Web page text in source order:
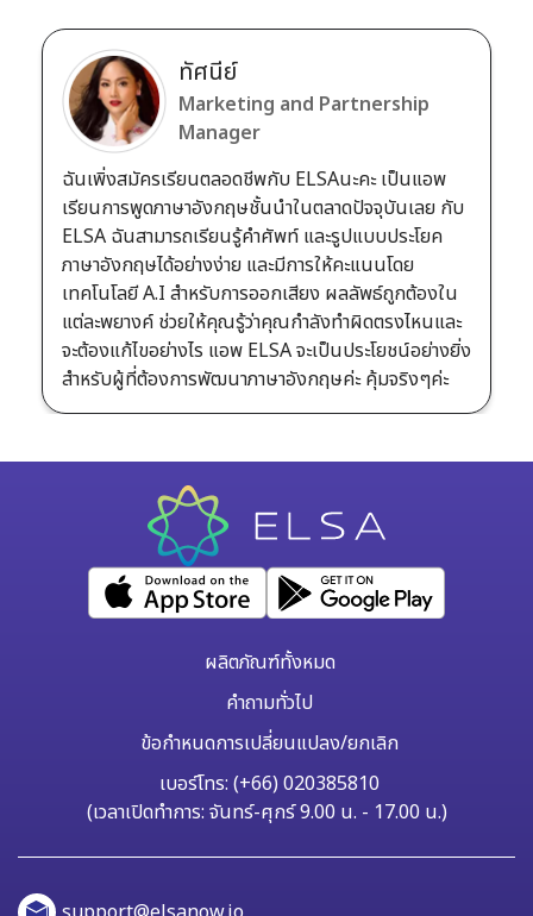
ทัศนีย์
Marketing and Partnership
Manager
ฉันเพิ่งสมัครเรียนตลอดชีพกับ ELSAนะคะ เป็นแอพ
เรียนการพูดภาษาอังกฤษชั้นนำในตลาดปัจจุบันเลย กับ
ELSA ฉันสามารถเรียนรู้คำศัพท์ และรูปแบบประโยค
ภาษาอังกฤษได้อย่างง่าย และมีการให้คะแนนโดย
เทคโนโลยี A.I สำหรับการออกเสียง ผลลัพธ์ถูกต้องใน
แต่ละพยางค์ ช่วยให้คุณรู้ว่าคุณกำลังทำผิดตรงไหนและ
จะต้องแก้ไขอย่างไร แอพ ELSA จะเป็นประโยชน์อย่างยิ่ง
สำหรับผู้ที่ต้องการพัฒนาภาษาอังกฤษค่ะ คุ้มจริงๆค่ะ
ผลิตภัณฑ์ทั้งหมด
คำถามทั่วไป
ข้อกำหนดการเปลี่ยนแปลง/ยกเลิก
เบอร์โทร: (+66) 020385810
(เวลาเปิดทำการ: จันทร์-ศุกร์ 9.00 น. - 17.00 น.)